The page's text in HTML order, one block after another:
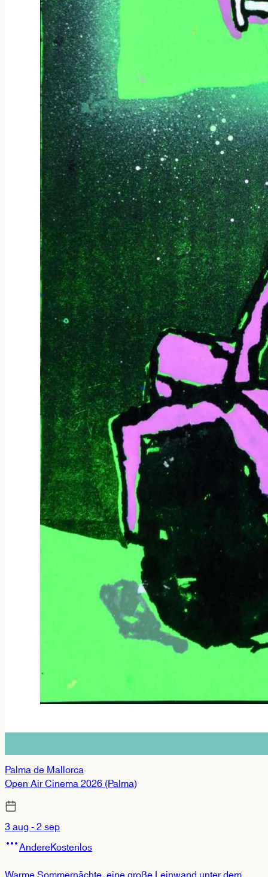
Palma de Mallorca
Open Air Cinema 2026 (Palma)
3 aug - 2 sep
AndereKostenlos